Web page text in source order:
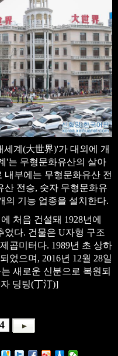
계(大世界)'가 대외에 개
'는 무형문화유산의 살아
내부에는 무형문화유산 전
산 전승, 숫자 무형문화유
의 기능 업종을 설치한다.
처음 건설돼 1928년에
었다. 건물은 U자형 구조
곱미터다. 1989년 초 상하
었으며, 2016년 12월 28일
새로운 신분으로 복원되
딩팅(丁汀)]
4